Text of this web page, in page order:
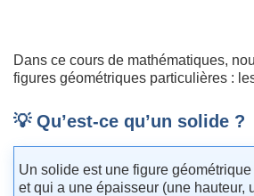
Dans ce cours de mathématiques,
figures géométriques particulières :
💡 Qu’est-ce qu’un solide ?
Un solide est une figure géométrique
et qui a une épaisseur (une hauteur,